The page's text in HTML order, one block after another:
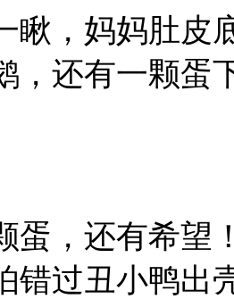
瞅，妈妈肚皮
，还有一颗
蛋，还有希望
错过丑小鸭出